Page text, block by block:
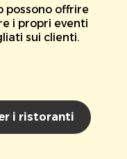
possono offrire
i propri eventi
sui clienti.
i ristoranti